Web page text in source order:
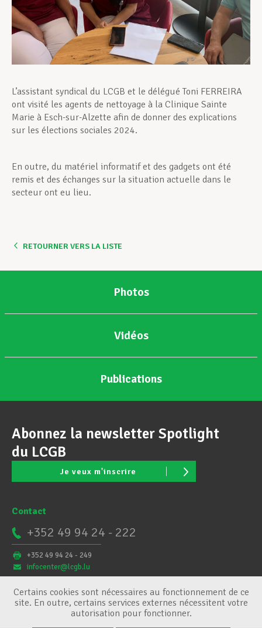
Actualités
L’assistant syndical du LCGB et le délégué Toni FERREIRA
ont visité les agents de nettoyage à la Clinique Sainte
Marie à Esch-sur-Alzette afin de donner des explications
sur les élections sociales 2024.
En outre, du matériel informatif et des gadgets ont été
remis et des échanges sur la situation actuelle dans le
secteur ont eu lieu.
RETOURNER VERS LA LISTE
Photos
Vidéos
Publications
Abonnez la newsletter Spotlight
du LCGB
Je veux m'inscrire
Contact
+352 49 94 24 - 222
+352 49 94 24 - 249
infocenter@lcgb.lu
Certains cookies sont nécessaires au fonctionnement de ce
site. En outre, certains services externes nécessitent votre
autorisation pour fonctionner.